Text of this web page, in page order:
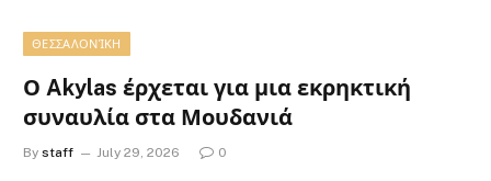
ΘΕΣΣΑΛΟΝΊΚΗ
Ο Akylas έρχεται για μια εκρηκτική
συναυλία στα Μουδανιά
By staff July 29, 2026 0